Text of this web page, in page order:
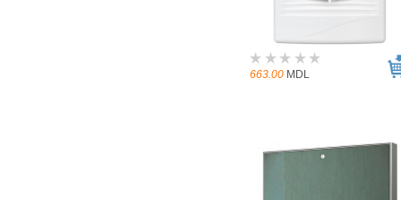
663.00 MDL